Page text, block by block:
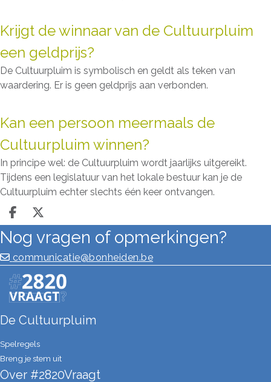
Krijgt de winnaar van de Cultuurpluim
een geldprijs?
De Cultuurpluim is symbolisch en geldt als teken van
waardering. Er is geen geldprijs aan verbonden.
Kan een persoon meermaals de
Cultuurpluim winnen?
In principe wel: de Cultuurpluim wordt jaarlijks uitgereikt.
Tijdens een legislatuur van het lokale bestuur kan je de
Cultuurpluim echter slechts één keer ontvangen.
Deel op facebook
Deel op X
Nog vragen of opmerkingen?
communicatie@bonheiden.be
De Cultuurpluim
Spelregels
Breng je stem uit
Over #2820Vraagt